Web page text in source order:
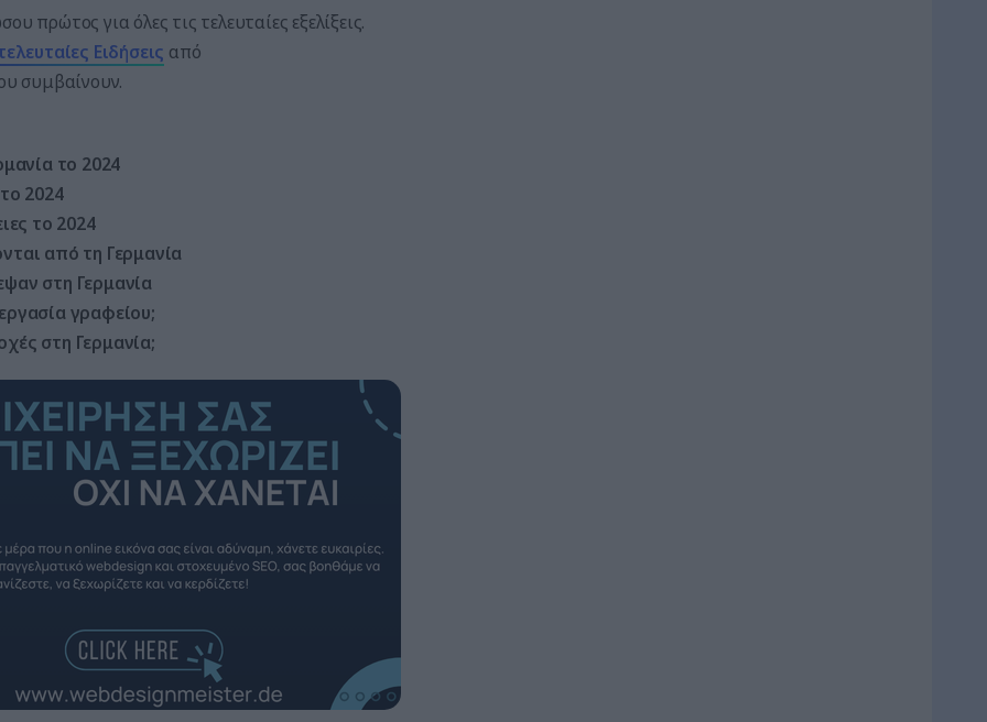
πρώτος για όλες τις τελευταίες εξελίξεις.
Ειδήσεις από
συμβαίνουν.
το 2024
2024
το 2024
από τη Γερμανία
στη Γερμανία
γραφείου;
στη Γερμανία;